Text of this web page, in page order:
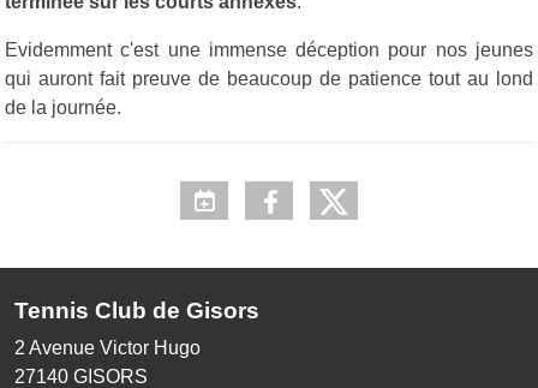
Evidemment c'est une immense déception pour nos jeunes
qui auront fait preuve de beaucoup de patience tout au lond
de la journée.
Tennis Club de Gisors
2 Avenue Victor Hugo
27140 GISORS